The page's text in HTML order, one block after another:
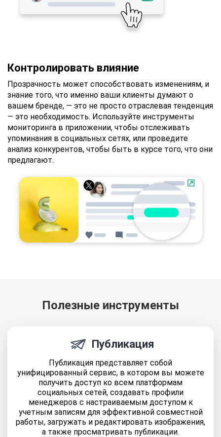
Контролировать влияние
Прозрачность может способствовать изменениям, и
знание того, что именно ваши клиенты думают о
вашем бренде, — это не просто отраслевая тенденция
— это необходимость. Используйте инструменты
мониторинга в приложении, чтобы отслеживать
упоминания в социальных сетях, или проведите
анализ конкурентов, чтобы быть в курсе того, что они
предлагают.
Полезные инструменты
Публикация
Публикация представляет собой
унифицированный сервис, в котором вы можете
получить доступ ко всем платформам
социальных сетей, создавать профили
менеджеров с настраиваемым доступом к
учетным записям для эффективной совместной
работы, загружать и редактировать изображения,
а также просматривать публикации.